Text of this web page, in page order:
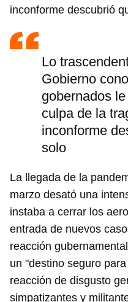
inconforme descubrió
Lo
Gobierno
gobernados
culpa de la
inconforme
solo
La llegada de la
marzo desató una
instaba a cerrar los
entrada de nuevos
reacción
un "destino seguro
reacción de disgusto
simpatizantes y